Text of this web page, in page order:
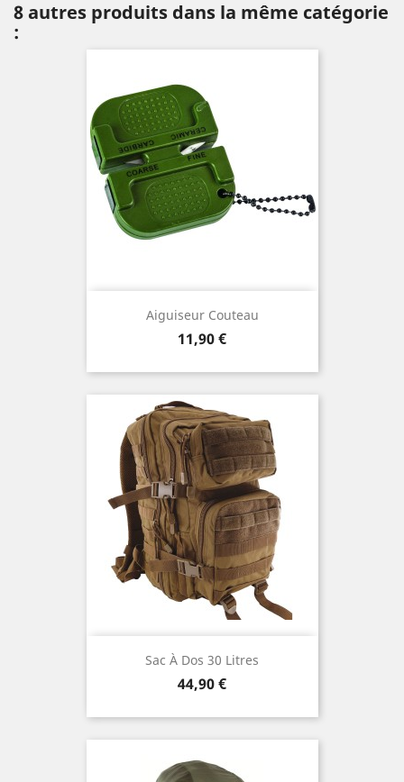
8 autres produits dans la même catégorie
:
Aiguiseur Couteau
Prix
11,90 €
Sac À Dos 30 Litres
Prix
44,90 €